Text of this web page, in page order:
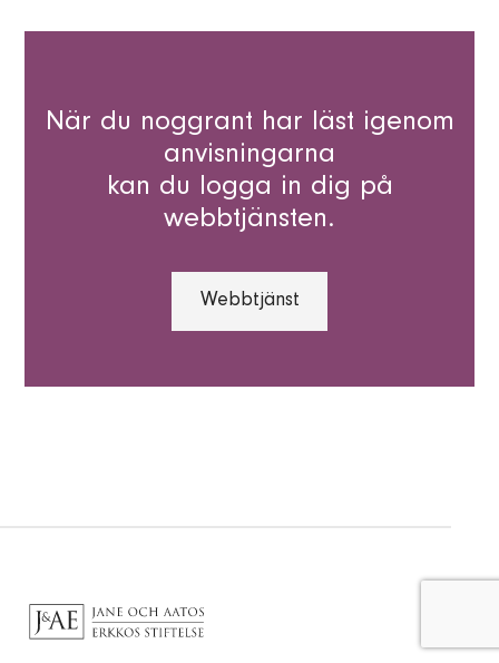
När du noggrant har läst igenom
anvisningarna
kan du logga in dig på
webbtjänsten.
Webbtjänst